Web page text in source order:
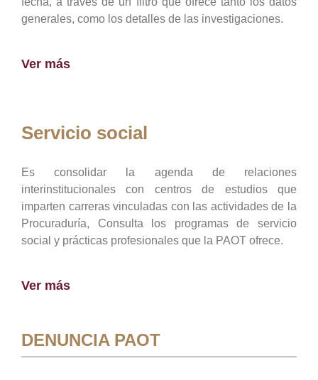
generales, como los detalles de las investigaciones.
Ver más
Servicio social
Es consolidar la agenda de relaciones
interinstitucionales con centros de estudios que
imparten carreras vinculadas con las actividades de la
Procuraduría, Consulta los programas de servicio
social y prácticas profesionales que la PAOT ofrece.
Ver más
DENUNCIA PAOT